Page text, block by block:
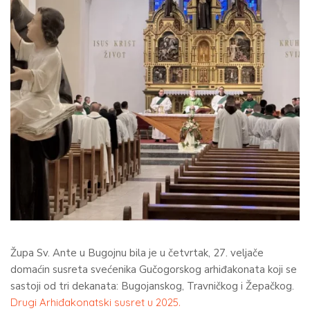
Župa Sv. Ante u Bugojnu bila je u četvrtak, 27. veljače
domaćin susreta svećenika Gučogorskog arhiđakonata koji se
sastoji od tri dekanata: Bugojanskog, Travničkog i Žepačkog.
Drugi Arhiđakonatski susret u 2025.